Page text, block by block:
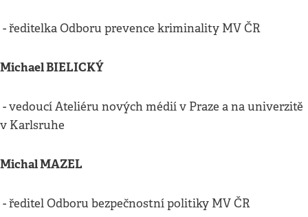
- ředitelka Odboru prevence kriminality MV ČR
Michael BIELICKÝ
- vedoucí Ateliéru nových médií v Praze a na univerzitě
v Karlsruhe
Michal MAZEL
- ředitel Odboru bezpečnostní politiky MV ČR